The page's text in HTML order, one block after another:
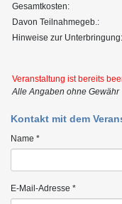
Gesamtkosten:
Davon Teilnahmegeb.:
Hinweise zur Unterbringung:
Veranstaltung ist bereits
Alle Angaben ohne Gewähr
Kontakt mit dem
Name *
E-Mail-Adresse *